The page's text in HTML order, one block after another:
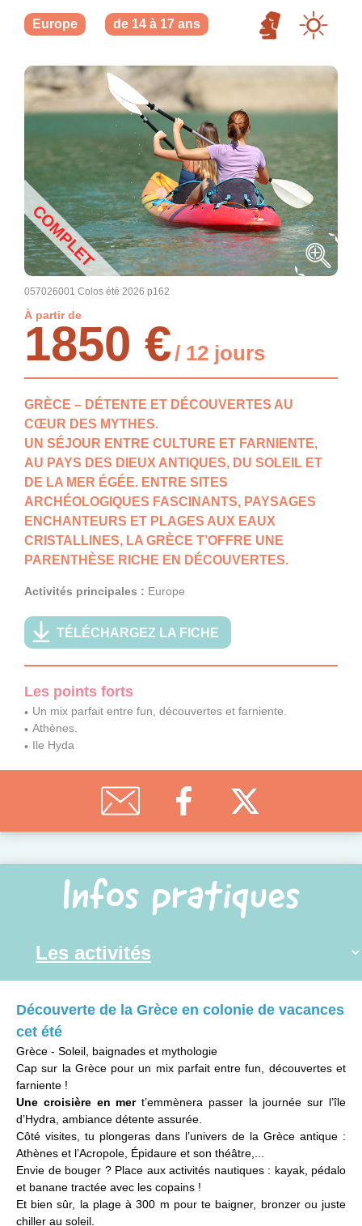
Europe de 14 à 17 ans
COMPLET
057026001 Colos été 2026 p162
À partir de
1850 €/ 12 jours
GRÈCE – DÉTENTE ET DÉCOUVERTES AU
CŒUR DES MYTHES.
UN SÉJOUR ENTRE CULTURE ET FARNIENTE,
AU PAYS DES DIEUX ANTIQUES, DU SOLEIL ET
DE LA MER ÉGÉE. ENTRE SITES
ARCHÉOLOGIQUES FASCINANTS, PAYSAGES
ENCHANTEURS ET PLAGES AUX EAUX
CRISTALLINES, LA GRÈCE T’OFFRE UNE
PARENTHÈSE RICHE EN DÉCOUVERTES.
Activités principales : Europe
TÉLÉCHARGEZ LA FICHE
Les points forts
Un mix parfait entre fun, découvertes et farniente.
Athènes.
Ile Hyda
Infos pratiques
Découverte de la Grèce en colonie de vacances
cet été
Grèce - Soleil, baignades et mythologie
Cap sur la Grèce pour un mix parfait entre fun, découvertes et
farniente !
Une croisière en mert’emmènera passer la journée sur l’île
d’Hydra, ambiance détente assurée.
Côté visites, tu plongeras dans l’univers de la Grèce antique :
Athènes et l’Acropole, Épidaure et son théâtre,...
Envie de bouger ? Place aux activités nautiques : kayak, pédalo
et banane tractée avec les copains !
Et bien sûr, la plage à 300 m pour te baigner, bronzer ou juste
chiller au soleil.